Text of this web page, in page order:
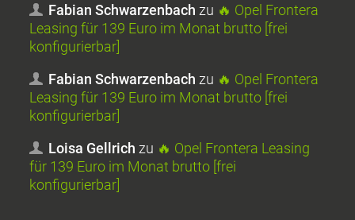
Fabian Schwarzenbach zu 🔥 Opel Frontera
Leasing für 139 Euro im Monat brutto [frei
konfigurierbar]
Fabian Schwarzenbach zu 🔥 Opel Frontera
Leasing für 139 Euro im Monat brutto [frei
konfigurierbar]
Loisa Gellrich zu 🔥 Opel Frontera Leasing
für 139 Euro im Monat brutto [frei
konfigurierbar]